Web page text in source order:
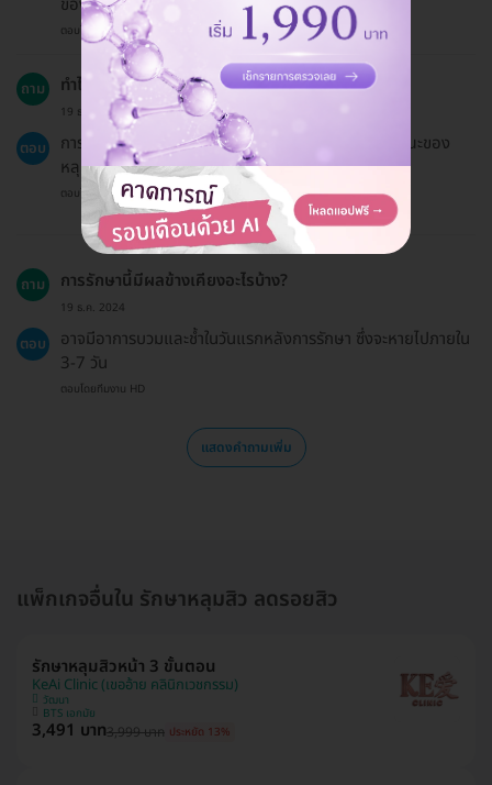
ตอบโดยทีมงาน HD
ถาม ทำไมถึงควรเข้ารับการรักษาหลุมสิว?
19 ธ.ค. 2024
ตอบ
การรักษาหลุมสิวช่วยให้ผิวหน้าดูเรียบเนียนขึ้น ลดลักษณะของ
หลุมสิวและปรับปรุงความมั่นใจในรูปลักษณ์ของคุณ
ตอบโดยทีมงาน HD
ถาม การรักษานี้มีผลข้างเคียงอะไรบ้าง?
19 ธ.ค. 2024
ตอบ
อาจมีอาการบวมและช้ำในวันแรกหลังการรักษา ซึ่งจะหายไปภายใน
3-7 วัน
ตอบโดยทีมงาน HD
แสดงคำถามเพิ่ม
แพ็กเกจอื่นใน รักษาหลุมสิว ลดรอยสิว
รักษาหลุมสิวหน้า 3 ขั้นตอน
KeAi Clinic (เขออ้าย คลินิกเวชกรรม)
วัฒนา
BTS เอกมัย
3,491 บาท3,999 บาท ประหยัด 13%